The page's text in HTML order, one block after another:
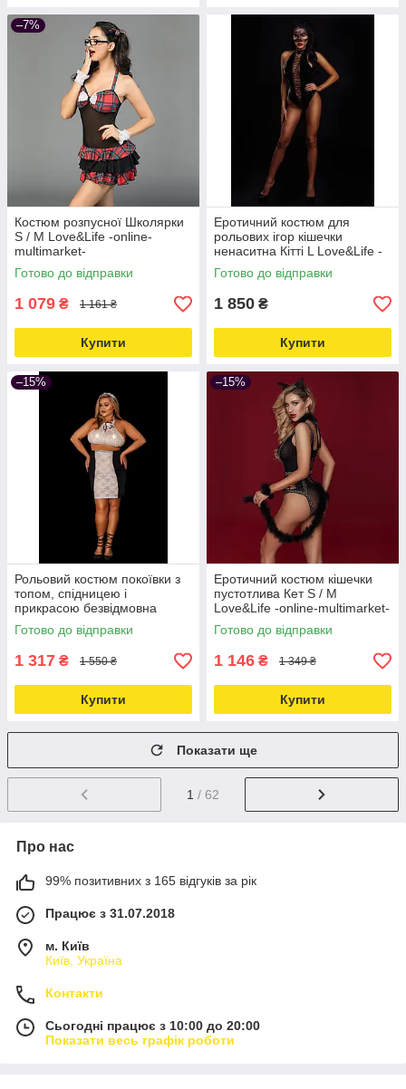
–7%
Костюм розпусної Школярки
S / M Love&Life -online-
multimarket-
Готово до відправки
1 079 ₴ 1 161 ₴
Купити
Еротичний костюм для
рольових ігор кішечки
ненаситна Кітті L Love&Life -
online-multimarket-
Готово до відправки
1 850 ₴
Купити
–15%
Рольовий костюм покоївки з
топом, спідницею і
прикрасою безвідмовна
Аделі XL Love&Life -online-
multimarket-
Готово до відправки
1 317 ₴ 1 550 ₴
Купити
–15%
Еротичний костюм кішечки
пустотлива Кет S / M
Love&Life -online-multimarket-
Готово до відправки
1 146 ₴ 1 349 ₴
Купити
Показати ще
1 / 62
Про нас
99% позитивних з 165 відгуків за рік
Працює з 31.07.2018
м. Київ
Київ, Україна
Контакти
Сьогодні працює з 10:00 до 20:00
Показати весь графік роботи